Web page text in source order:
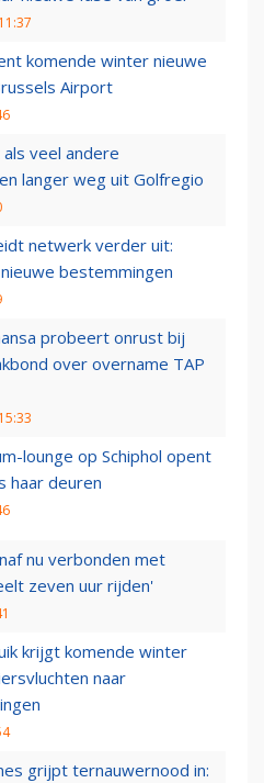
komende winter nieuwe
Airport
veel andere
langer weg uit Golfregio
netwerk verder uit:
bestemmingen
probeert onrust bij
over overname TAP
lounge op Schiphol opent
haar deuren
nu verbonden met
zeven uur rijden'
krijgt komende winter
naar
grijpt ternauwernood in: